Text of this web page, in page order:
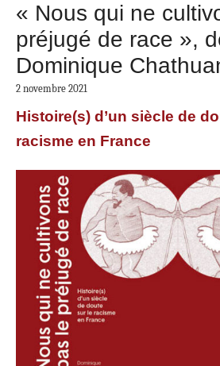
« Nous qui ne
préjugé de race »,
Dominique
2 novembre 2021
Histoire(s) d’un siècle de
racisme en France